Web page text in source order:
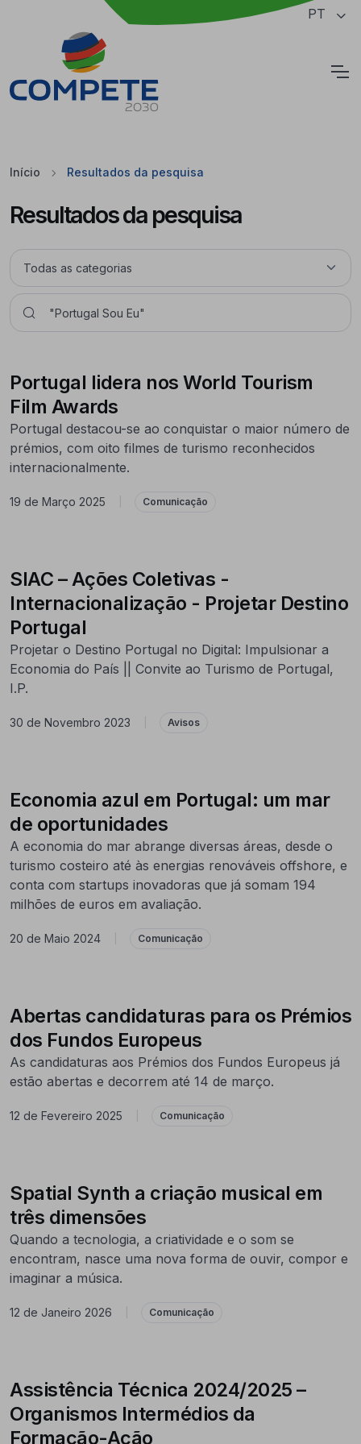
Saltar para o conteúdo principal da página PT
Início Resultados da pesquisa
Resultados da pesquisa
Portugal lidera nos World Tourism
Film Awards
Portugal destacou-se ao conquistar o maior número de
prémios, com oito filmes de turismo reconhecidos
internacionalmente.
19 de Março 2025 Comunicação
SIAC – Ações Coletivas -
Internacionalização - Projetar Destino
Portugal
Projetar o Destino Portugal no Digital: Impulsionar a
Economia do País || Convite ao Turismo de Portugal,
I.P.
30 de Novembro 2023 Avisos
Economia azul em Portugal: um mar
de oportunidades
A economia do mar abrange diversas áreas, desde o
turismo costeiro até às energias renováveis offshore, e
conta com startups inovadoras que já somam 194
milhões de euros em avaliação.
20 de Maio 2024 Comunicação
Abertas candidaturas para os Prémios
dos Fundos Europeus
As candidaturas aos Prémios dos Fundos Europeus já
estão abertas e decorrem até 14 de março.
12 de Fevereiro 2025 Comunicação
Spatial Synth a criação musical em
três dimensões
Quando a tecnologia, a criatividade e o som se
encontram, nasce uma nova forma de ouvir, compor e
imaginar a música.
12 de Janeiro 2026 Comunicação
Assistência Técnica 2024/2025 –
Organismos Intermédios da
Formação-Ação